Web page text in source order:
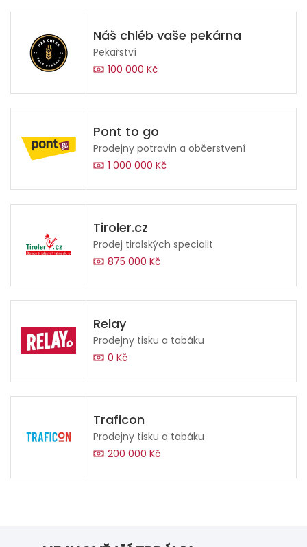
Náš chléb vaše pekárna
Pekařství
100 000 Kč
Pont to go
Prodejny potravin a občerstvení
1 000 000 Kč
Tiroler.cz
Prodej tirolských specialit
875 000 Kč
Relay
Prodejny tisku a tabáku
0 Kč
Traficon
Prodejny tisku a tabáku
200 000 Kč